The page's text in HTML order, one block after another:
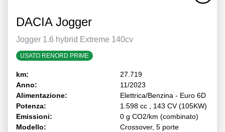
DACIA Jogger
Jogger 1.6 hybrid Extreme 140cv
USATO RENORD PRIME
km:
27.719
Anno:
11/2023
Alimentazione:
Elettrica/Benzina - Euro 6D
Potenza:
1.598 cc , 143 CV (105KW)
Emissioni:
0 g CO2/km (combinato)
Modello:
Crossover, 5 porte